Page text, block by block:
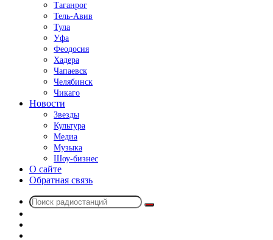
Таганрог
Тель-Авив
Тула
Уфа
Феодосия
Хадера
Чапаевск
Челябинск
Чикаго
Новости
Звезды
Культура
Медиа
Музыка
Шоу-бизнес
О сайте
Обратная связь
Поиск